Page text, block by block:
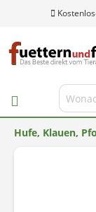
Hufe, Klauen,